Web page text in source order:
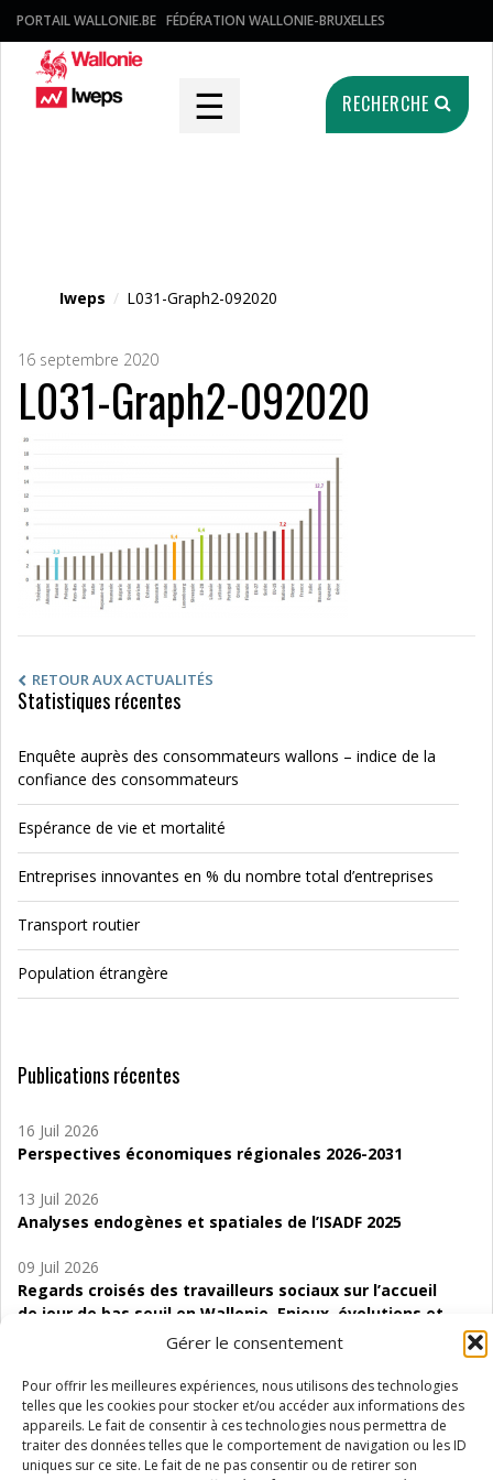
Gérer le consentement
Pour offrir les meilleures expériences, nous utilisons des technologies
telles que les cookies pour stocker et/ou accéder aux informations des
appareils. Le fait de consentir à ces technologies nous permettra de
traiter des données telles que le comportement de navigation ou les ID
uniques sur ce site. Le fait de ne pas consentir ou de retirer son
PORTAIL WALLONIE.BE FÉDÉRATION WALLONIE-BRUXELLES
☰ RECHERCHE
Iweps / L031-Graph2-092020
16 septembre 2020
L031-Graph2-092020
RETOUR AUX ACTUALITÉS
Statistiques récentes
Enquête auprès des consommateurs wallons – indice de la
confiance des consommateurs
Espérance de vie et mortalité
Entreprises innovantes en % du nombre total d’entreprises
Transport routier
Population étrangère
Publications récentes
16 Juil 2026
Perspectives économiques régionales 2026-2031
13 Juil 2026
Analyses endogènes et spatiales de l’ISADF 2025
09 Juil 2026
Regards croisés des travailleurs sociaux sur l’accueil
de jour de bas seuil en Wallonie. Enjeux, évolutions et
06 Juil 2026
Étude d’évaluabilité des Structures
d’accompagnement à l’autocréation d’emploi (SAACE)
01 Juil 2026